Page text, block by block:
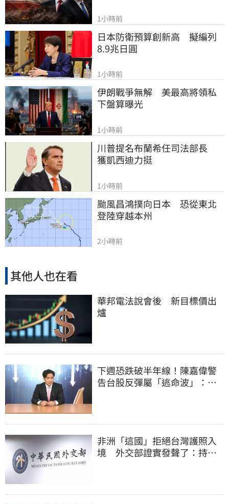
1小時前
日本防衛預算創新高　擬編列
8.9兆日圓
1小時前
伊朗戰爭無解　美最高將領私
下盤算曝光
1小時前
川普提名布蘭希任司法部長
獲凱西迪力挺
1小時前
颱風昌鴻撲向日本　恐從東北
登陸穿越本州
2小時前
其他人也在看
華邦電法說會後 新目標價出
爐
下週恐跌破半年線！陳嘉偉警
告台股反彈屬「逃命波」：空
非洲「這國」拒絕台灣護照入
境 外交部證實發聲了：持續